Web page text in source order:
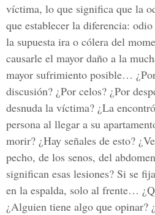
víctima, lo que significa que la
que establecer la diferencia:
la supuesta ira o cólera del
causarle el mayor daño a la
mayor sufrimiento posible…
discusión? ¿Por celos? ¿Por
desnuda la víctima? ¿La
persona al llegar a su
morir? ¿Hay señales de esto?
pecho, de los senos, del
significan esas lesiones? Si se
en la espalda, solo al frente…
¿Alguien tiene algo que opinar?